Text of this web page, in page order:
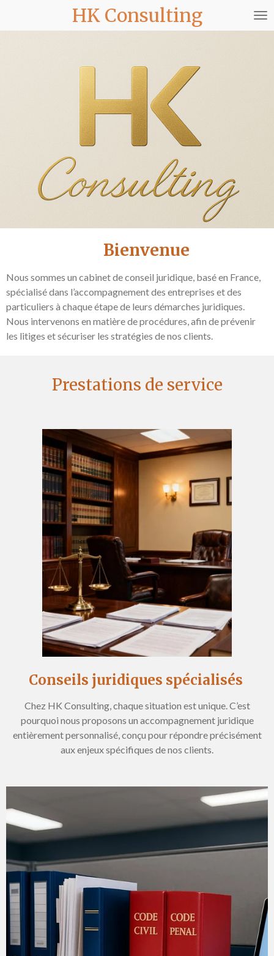
HK Consulting
Bienvenue
Nous sommes un cabinet de conseil juridique, basé en France,
spécialisé dans l’accompagnement des entreprises et des
particuliers à chaque étape de leurs démarches juridiques.
Nous intervenons en matière de procédures, afin de prévenir
les litiges et sécuriser les stratégies de nos clients.
Prestations de service
Conseils juridiques spécialisés
Chez HK Consulting, chaque situation est unique. C’est
pourquoi nous proposons un accompagnement juridique
entièrement personnalisé, conçu pour répondre précisément
aux enjeux spécifiques de nos clients.